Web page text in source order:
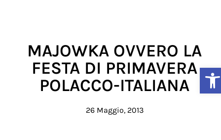
MAJOWKA OVVERO LA
FESTA DI PRIMAVERA
POLACCO-ITALIANA
26 Maggio, 2013